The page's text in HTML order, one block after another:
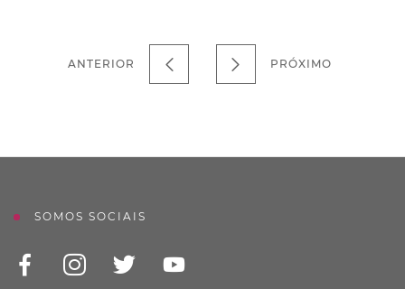
ANTERIOR PRÓXIMO
SOMOS SOCIAIS